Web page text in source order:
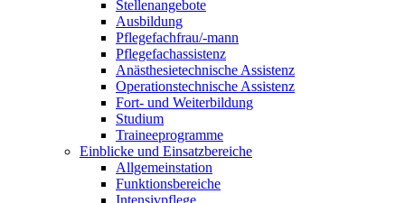
Stellenangebote
Ausbildung
Pflegefachfrau/-mann
Pflegefachassistenz
Anästhesietechnische Assistenz
Operationstechnische Assistenz
Fort- und Weiterbildung
Studium
Traineeprogramme
Einblicke und Einsatzbereiche
Allgemeinstation
Funktionsbereiche